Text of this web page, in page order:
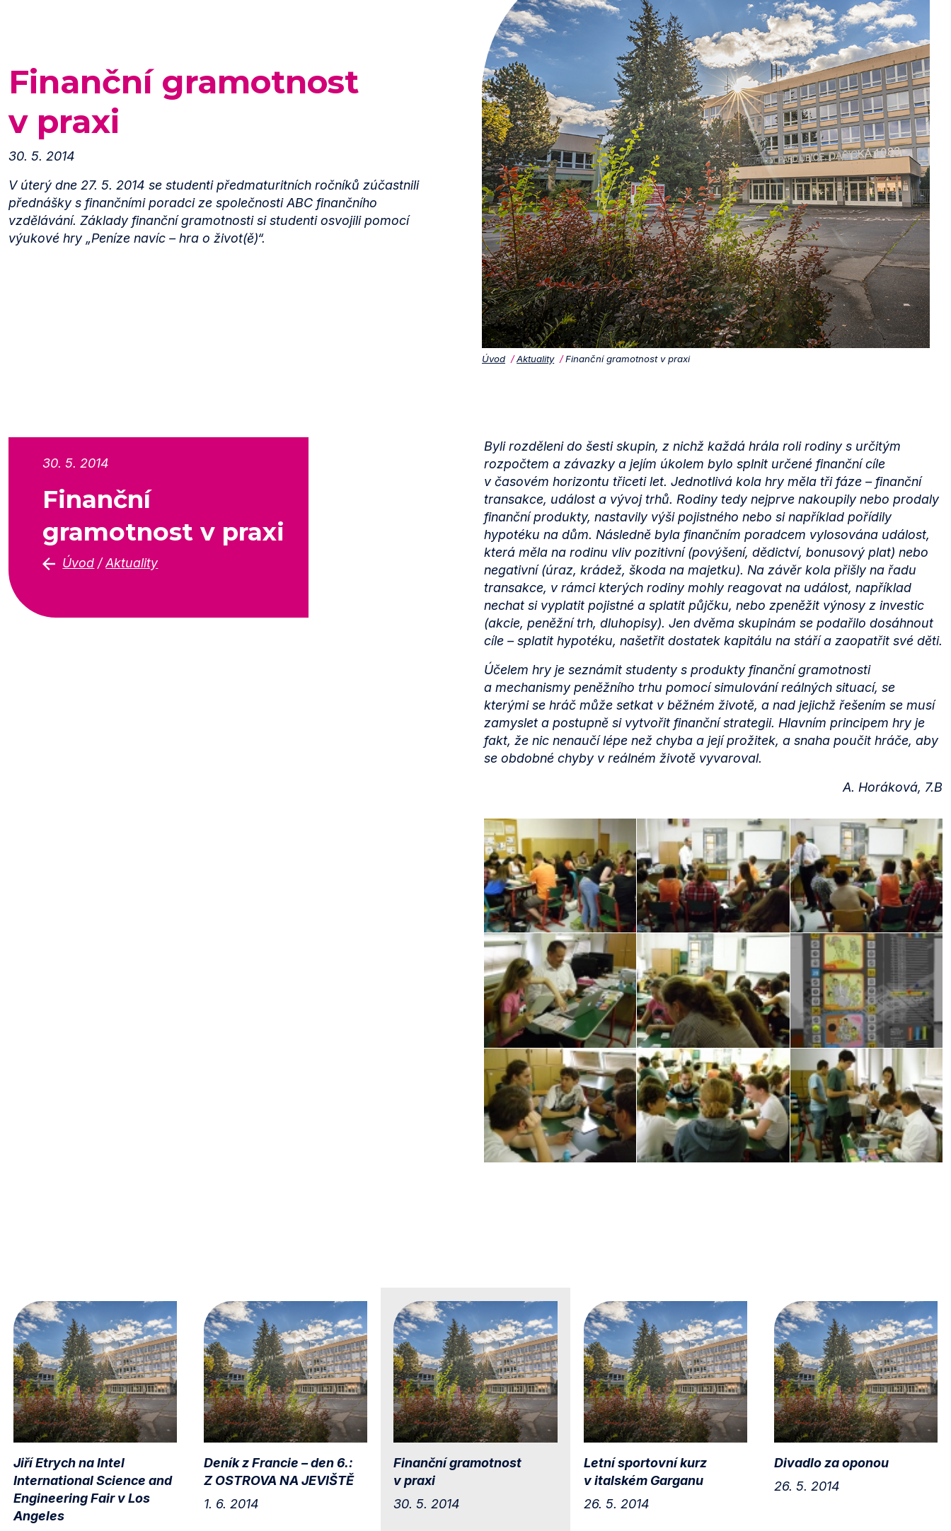
Finanční gramotnost
v praxi
30. 5. 2014
V úterý dne 27. 5. 2014 se studenti předmaturitních ročníků zúčastnili
přednášky s finančními poradci ze společnosti ABC finančního
vzdělávání. Základy finanční gramotnosti si studenti osvojili pomocí
výukové hry „Peníze navíc – hra o život(ě)“.
Úvod Aktuality Finanční gramotnost v praxi
30. 5. 2014
Finanční
gramotnost v praxi
Úvod /Aktuality
Byli rozděleni do šesti skupin, z nichž každá hrála roli rodiny s určitým
rozpočtem a závazky a jejím úkolem bylo splnit určené finanční cíle
v časovém horizontu třiceti let. Jednotlivá kola hry měla tři fáze – finanční
transakce, událost a vývoj trhů. Rodiny tedy nejprve nakoupily nebo prodaly
finanční produkty, nastavily výši pojistného nebo si například pořídily
hypotéku na dům. Následně byla finančním poradcem vylosována událost,
která měla na rodinu vliv pozitivní (povýšení, dědictví, bonusový plat) nebo
negativní (úraz, krádež, škoda na majetku). Na závěr kola přišly na řadu
transakce, v rámci kterých rodiny mohly reagovat na událost, například
nechat si vyplatit pojistné a splatit půjčku, nebo zpeněžit výnosy z investic
(akcie, peněžní trh, dluhopisy). Jen dvěma skupinám se podařilo dosáhnout
cíle – splatit hypotéku, našetřit dostatek kapitálu na stáří a zaopatřit své děti.
Účelem hry je seznámit studenty s produkty finanční gramotnosti
a mechanismy peněžního trhu pomocí simulování reálných situací, se
kterými se hráč může setkat v běžném životě, a nad jejichž řešením se musí
zamyslet a postupně si vytvořit finanční strategii. Hlavním principem hry je
fakt, že nic nenaučí lépe než chyba a její prožitek, a snaha poučit hráče, aby
se obdobné chyby v reálném životě vyvaroval.
A. Horáková, 7.B
Jiří Etrych na Intel
International Science and
Engineering Fair v Los
Angeles
Deník z Francie – den 6.:
Z OSTROVA NA JEVIŠTĚ
1. 6. 2014
Finanční gramotnost
v praxi
30. 5. 2014
Letní sportovní kurz
v italském Garganu
26. 5. 2014
Divadlo za oponou
26. 5. 2014